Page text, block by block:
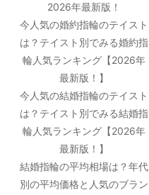
2026年最新版！
今人気の婚約指輪のテイスト
は？テイスト別でみる婚約指
輪人気ランキング【2026年
最新版！】
今人気の結婚指輪のテイスト
は？テイスト別でみる結婚指
輪人気ランキング【2026年
最新版！】
結婚指輪の平均相場は？年代
別の平均価格と人気のブラン